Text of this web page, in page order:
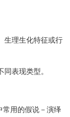
理生化特征或行
表现类型。
用的假说－演绎